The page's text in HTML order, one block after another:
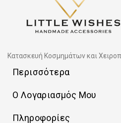
Κατασκευή Κοσμημάτων και
Περισσότερα
Ο Λογαριασμός Μου
Πληροφορίες